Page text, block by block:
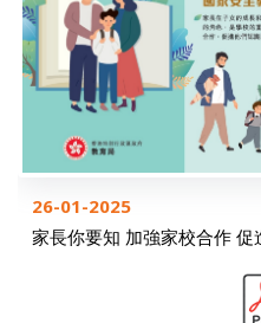
26-01-2025
家長你要知 加強家校合作 促